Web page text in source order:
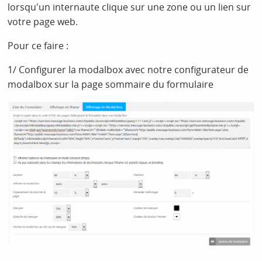
lorsqu'un internaute clique sur une zone ou un lien sur
votre page web.
Pour ce faire :
1/ Configurer la modalbox avec notre configurateur de
modalbox sur la page sommaire du formulaire